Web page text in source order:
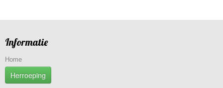
Informatie
Home
Herroeping